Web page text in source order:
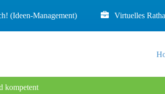
(Ideen-Management) Virtuelles
kompetent